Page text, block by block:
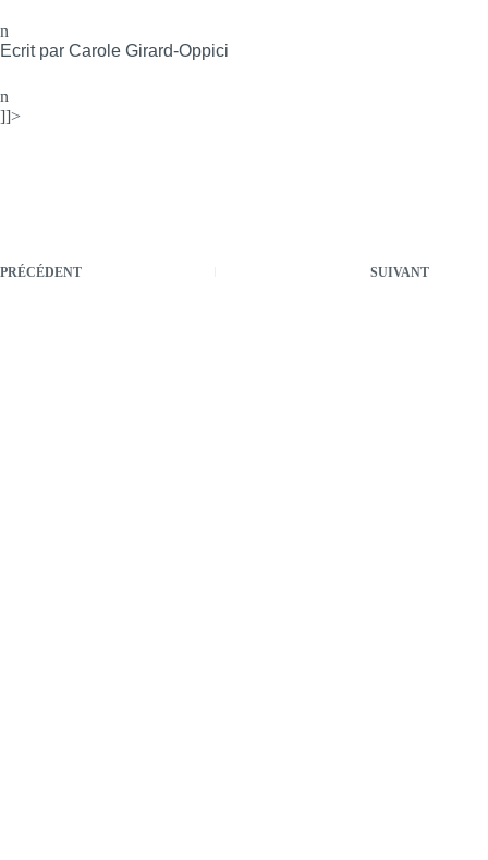
n
Ecrit par Carole Girard-Oppici
n
]]>
PRÉCÉDENT SUIVANT